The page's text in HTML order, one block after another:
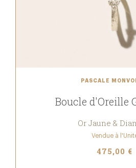
PASCALE
Boucle d'Oreille
Or Jaune &
Vendue à
475,00 €